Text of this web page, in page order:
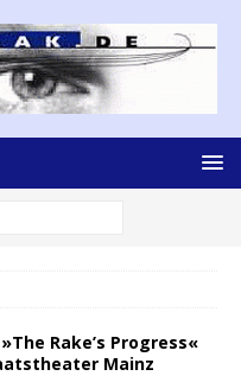
Rake’s Progress«
Mainz